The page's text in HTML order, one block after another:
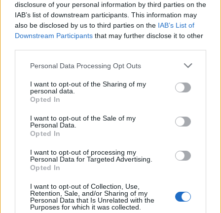
disclosure of your personal information by third parties on the
IAB’s list of downstream participants. This information may
also be disclosed by us to third parties on the IAB’s List of
Downstream Participants that may further disclose it to other
Please note that this website/app uses one or more Google
not limited to your visit or usage behaviour. You may click to
grant or deny consent to Google and its third-party tags to
use your data for below specified purposes in below Google
consent section.
Personal Data Processing Opt Outs
I want to opt-out of the Sharing of my
personal data.
Opted In
I want to opt-out of the Sale of my
Personal Data.
Opted In
I want to opt-out of processing my
Personal Data for Targeted Advertising.
Opted In
I want to opt-out of Collection, Use,
Retention, Sale, and/or Sharing of my
Personal Data that Is Unrelated with the
Purposes for which it was collected.
Brutális erősítés az IDF-nek: 100 új
vadászgépet kap az izraeli légierő
Már korábban is növelték a
vadászgépek hatótávolságát
Yechiel Leiter, Izrael washingtoni nagykövete
pont a háború előtt
izraeli légierőneksikerültkét
kulcsfontosságú problémát is leküzdenie az
F-35-ösök kapcsán, amelyek a
hatótávolságot és a fegyverterhelést
érintették. Leiter szerint az IAF ugyanis olyan